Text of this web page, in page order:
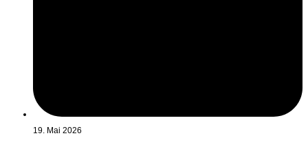
19. Mai 2026